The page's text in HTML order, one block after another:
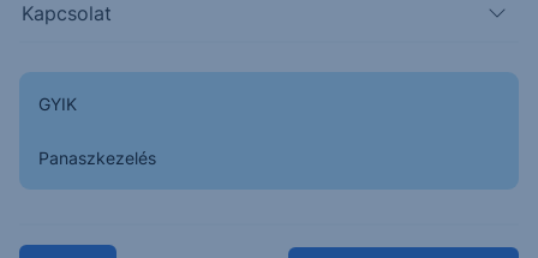
Kapcsolat
GYIK
Panaszkezelés
Napon belüli Historikus